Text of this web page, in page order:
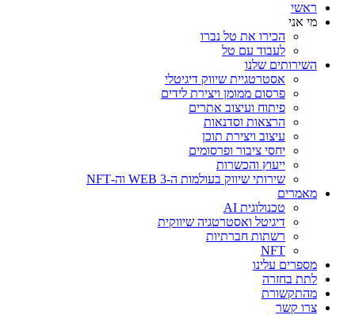
ראשי
מי אני
הכירו את טל נברו
לעבוד עם טל
השירותים שלנו
אסטרטגיית שיווק דיגיטלי
פרסום ממומן ויצירת לידים
פיתוח ועיצוב אתרים
הרצאות וסדנאות
עיצוב ויצירת תוכן
יחסי ציבור ופרסומים
ייעוץ והכשרות
שירותי שיווק בעולמות ה-WEB 3 וה-NFT
מאמרים
טכנולוגית AI
דיגיטל ואסטרטגיה שיווקית
רשתות חברתיות
NFT
מספרים עלינו
לתת בחזרה
מהתקשורת
צרו קשר